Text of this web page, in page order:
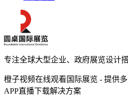
专注全球大型企业、政府展览设计
橙子视频在线观看国际展览 - 提供
APP直播下载解决方案